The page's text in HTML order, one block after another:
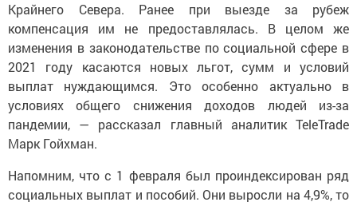
Крайнего Севера. Ранее при выезде за рубеж
компенсация им не предоставлялась. В целом же
изменения в законодательстве по социальной сфере в
2021 году касаются новых льгот, сумм и условий
выплат нуждающимся. Это особенно актуально в
условиях общего снижения доходов людей из-за
пандемии, — рассказал главный аналитик TeleTrade
Марк Гойхман.
Напомним, что с 1 февраля был проиндексирован ряд
социальных выплат и пособий. Они выросли на 4,9%, то